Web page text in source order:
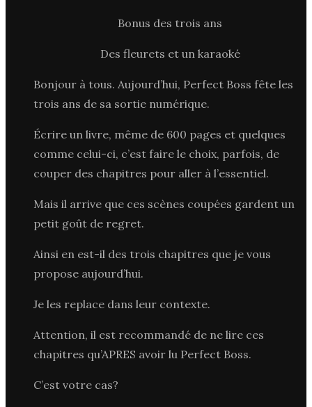
Bonus des trois ans
Des fleurets et un karaoké
Bonjour à tous. Aujourd’hui, Perfect Boss fête les
trois ans de sa sortie numérique.
Écrire un livre, même de 600 pages et quelques
comme celui-ci, c’est faire le choix, parfois, de
couper des chapitres pour aller à l’essentiel.
Mais il arrive que ces scènes coupées gardent un
petit goût de regret.
Ainsi en est-il des trois chapitres que je vous
propose aujourd’hui.
Je les replace dans leur contexte.
Attention, il est recommandé de ne lire ces
chapitres qu’APRES avoir lu Perfect Boss.
C’est votre cas?